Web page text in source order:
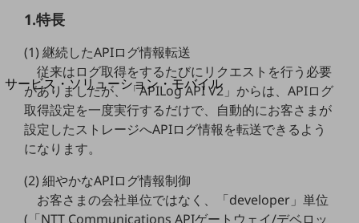
サービス・ソリューション・モバイル
サービス・ソリューションTOP
DXに関する課題を解決する
サービス・ソリューションをご紹介
カテゴリーで探す
カテゴリーで探すTOP
ネットワーク・モバイル
1.特長
(1) 継続したAPIログ情報転送
従来はログ取得をするたびにリクエストを行う必要
がありましたが、「APILog API V2」からは、APIログ
取得設定を一度実行するだけで、自動的にお客さまが
設定したストレージへAPIログ情報を転送できるよう
になります。
(2) 細やかなAPIログ情報制御
お客さまの会社単位ではなく、「developer」単位
(「NTT Communications APIゲートウェイ/デベロッ